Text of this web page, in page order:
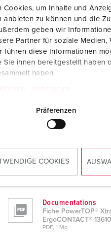
Cookies, um Inhalte und
anbieten zu können und die
geben wir
Partner für soziale Medien,
führen diese Informationen
Sie ihnen bereitgestellt haben
haben.
Präferenzen
COOKIES
Fiche PowerTOP®
ErgoCONTACT® 13610
Documentations
Fiche PowerTOP®
ErgoCONTACT® 13610
PDF, 1 Mo